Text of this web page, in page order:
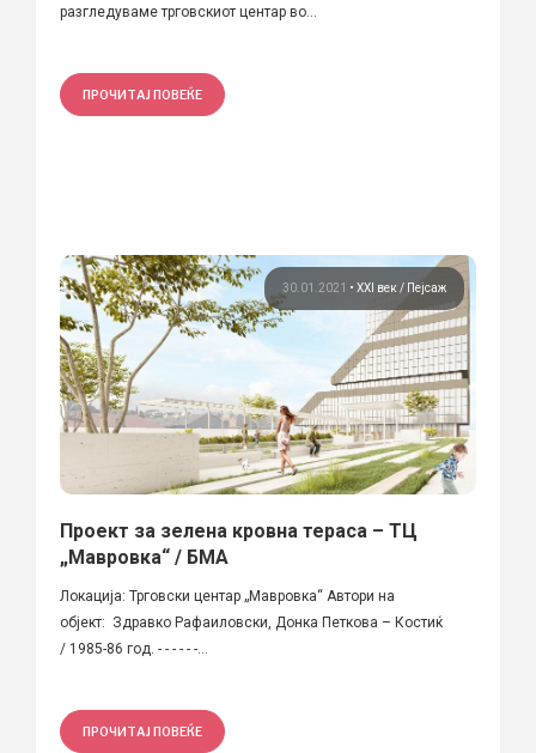
разгледуваме трговскиот центар во...
ПРОЧИТАЈ ПОВЕЌЕ
30.01.2021 • XXI век Пејсаж
Проект за зелена кровна тераса – ТЦ
„Мавровка“ / БМА
Локација: Трговски центар „Мавровка“ Автори на
објект: Здравко Рафаиловски, Донка Петкова – Костиќ
/ 1985-86 год. - - - - - -...
ПРОЧИТАЈ ПОВЕЌЕ